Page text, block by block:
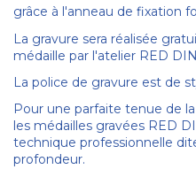
grâce à l'anneau de fixation
La gravure sera réalisée
médaille par l'atelier RED
La police de gravure est de
Pour une parfaite tenue de
les médailles gravées RED
technique professionnelle
profondeur.